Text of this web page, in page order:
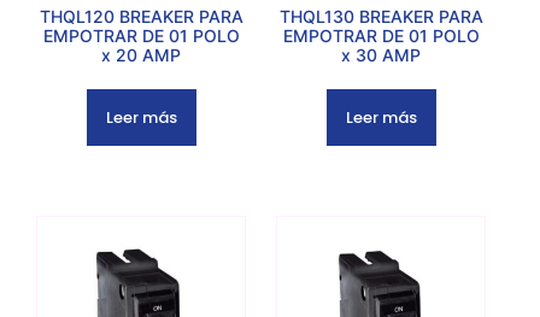
THQL120 BREAKER PARA
EMPOTRAR DE 01 POLO
x 20 AMP
Leer más
THQL130 BREAKER PARA
EMPOTRAR DE 01 POLO
x 30 AMP
Leer más